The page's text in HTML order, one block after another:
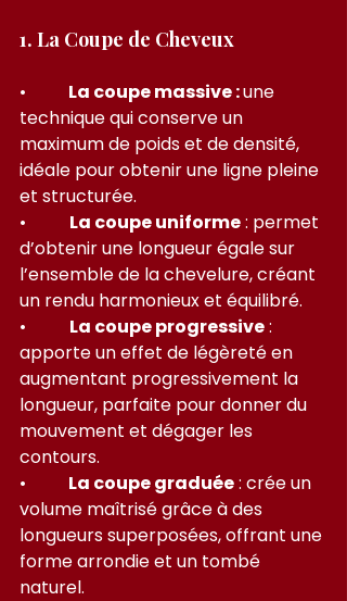
1. La Coupe de Cheveux
• La coupe massive : une
technique qui conserve un
maximum de poids et de densité,
idéale pour obtenir une ligne pleine
et structurée.
• La coupe uniforme : permet
d’obtenir une longueur égale sur
l’ensemble de la chevelure, créant
un rendu harmonieux et équilibré.
• La coupe progressive :
apporte un effet de légèreté en
augmentant progressivement la
longueur, parfaite pour donner du
mouvement et dégager les
contours.
•
La coupe graduée : crée un
volume maîtrisé grâce à des
longueurs superposées, offrant une
forme arrondie et un tombé
naturel.